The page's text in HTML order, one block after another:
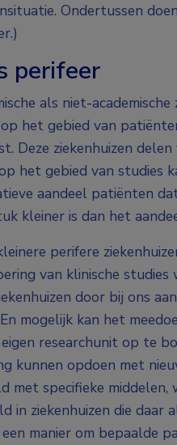
Ondertussen
perifeer
als niet-
het gebied van
Deze ziekenhuizen
het gebied van studies
aandeel patiënten
kleiner is dan het
perifere
van klinische
door bij ons
mogelijk kan het
researchunit op te
kunnen opdoen met
met specifieke
in ziekenhuizen die daar
manier om bepaalde